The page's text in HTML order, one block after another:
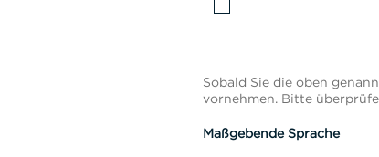
Sobald Sie die oben
vornehmen. Bitte
Maßgebende Sprache